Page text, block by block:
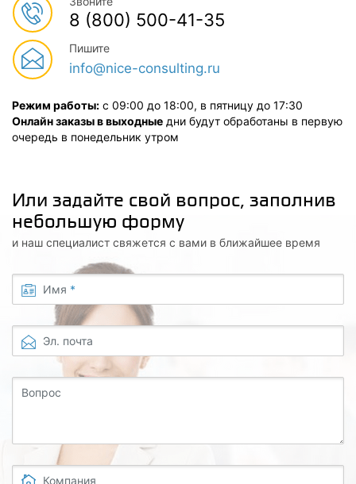
8 (800) 500-41-35
Пишите
info@nice-consulting.ru
Режим работы: с 09:00 до 18:00, в пятницу до 17:30
Онлайн заказы в выходные дни будут обработаны в первую
очередь в понедельник утром
Или задайте свой вопрос, заполнив
небольшую форму
и наш специалист свяжется с вами в ближайшее время
Имя *
Эл. почта
Вопрос
Компания